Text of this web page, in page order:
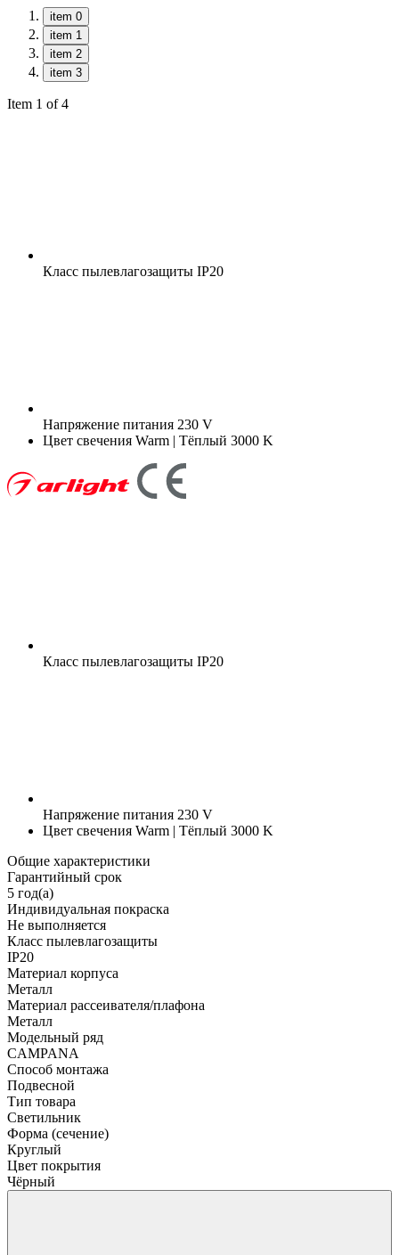
item 0
item 1
item 2
item 3
Item 1 of 4
Класс пылевлагозащиты IP20
Напряжение питания 230 V
Цвет свечения Warm | Тёплый 3000 K
Класс пылевлагозащиты IP20
Напряжение питания 230 V
Цвет свечения Warm | Тёплый 3000 K
Общие характеристики
Гарантийный срок
5 год(а)
Индивидуальная покраска
Не выполняется
Класс пылевлагозащиты
IP20
Материал корпуса
Металл
Материал рассеивателя/плафона
Металл
Модельный ряд
CAMPANA
Способ монтажа
Подвесной
Тип товара
Светильник
Форма (сечение)
Круглый
Цвет покрытия
Чёрный